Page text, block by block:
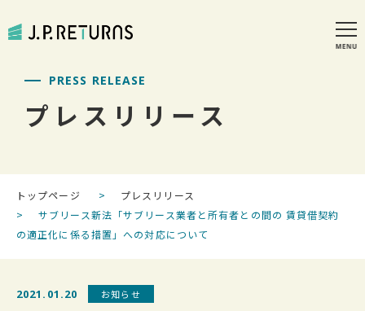
PRESS RELEASE
プレスリリース
トップページ
プレスリリース
サブリース新法「サブリース業者と所有者との間の 賃貸借契約
の適正化に係る措置」への対応について
2021.01.20 お知らせ